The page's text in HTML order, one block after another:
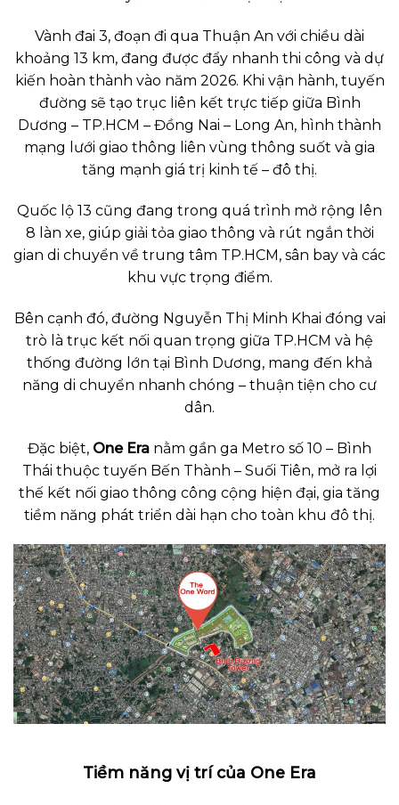
Vành đai 3, đoạn đi qua Thuận An với chiều dài
khoảng 13 km, đang được đẩy nhanh thi công và dự
kiến hoàn thành vào năm 2026. Khi vận hành, tuyến
đường sẽ tạo trục liên kết trực tiếp giữa Bình
Dương – TP.HCM – Đồng Nai – Long An, hình thành
mạng lưới giao thông liên vùng thông suốt và gia
tăng mạnh giá trị kinh tế – đô thị.
Quốc lộ 13 cũng đang trong quá trình mở rộng lên
8 làn xe, giúp giải tỏa giao thông và rút ngắn thời
gian di chuyển về trung tâm TP.HCM, sân bay và các
khu vực trọng điểm.
Bên cạnh đó, đường Nguyễn Thị Minh Khai đóng vai
trò là trục kết nối quan trọng giữa TP.HCM và hệ
thống đường lớn tại Bình Dương, mang đến khả
năng di chuyển nhanh chóng – thuận tiện cho cư
dân.
Đặc biệt, One Era nằm gần ga Metro số 10 – Bình
Thái thuộc tuyến Bến Thành – Suối Tiên, mở ra lợi
thế kết nối giao thông công cộng hiện đại, gia tăng
tiềm năng phát triển dài hạn cho toàn khu đô thị.
Tiềm năng vị trí của One Era